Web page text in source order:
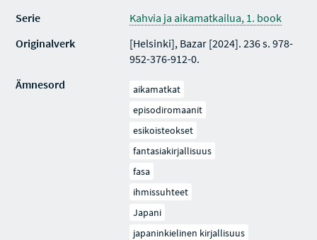
Serie
Kahvia ja aikamatkailua, 1. book
Originalverk
[Helsinki], Bazar [2024]. 236 s. 978-
952-376-912-0.
Ämnesord
aikamatkat
episodiromaanit
esikoisteokset
fantasiakirjallisuus
fasa
ihmissuhteet
Japani
japaninkielinen kirjallisuus